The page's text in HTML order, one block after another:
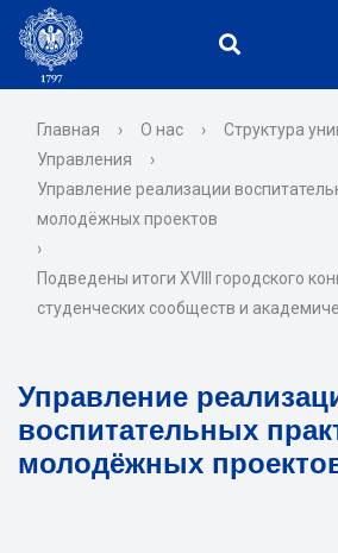
Главная › О нас › Структура
Управления
›
Управление реализации
молодёжных проектов
›
Подведены итоги XVIII городского
студенческих сообществ и
Управление
воспитательных
молодёжных